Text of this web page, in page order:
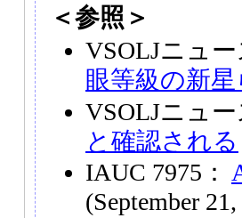
＜参照＞
VSOLJニュー
眼等級の新
VSOLJニュー
と確認される
IAUC 7975：
(September